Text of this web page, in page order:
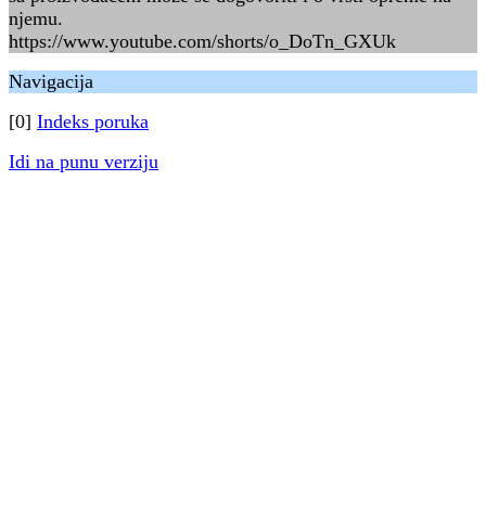
njemu.
https://www.youtube.com/shorts/o_DoTn_GXUk
Navigacija
[0] Indeks poruka
Idi na punu verziju